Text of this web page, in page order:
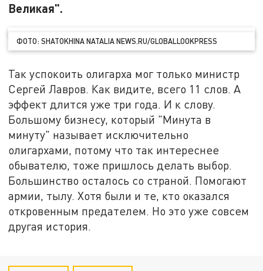
Великая".
ФОТО: SHATOKHINA NATALIA NEWS.RU/GLOBALLOOKPRESS
Так успокоить олигарха мог только министр
Сергей Лавров. Как видите, всего 11 слов. А
эффект длится уже три года. И к слову.
Большому бизнесу, который "Минута в
минуту" называет исключительно
олигархами, потому что так интереснее
обывателю, тоже пришлось делать выбор.
Большинство осталось со страной. Помогают
армии, тылу. Хотя были и те, кто оказался
откровенным предателем. Но это уже совсем
другая история.